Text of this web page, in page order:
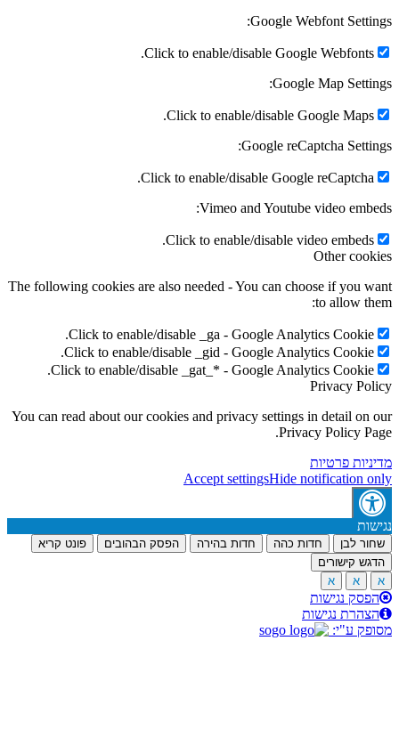
Google Webfont
Click to enable/disable Google
Google Map
Click to enable/disable Google
Google reCaptcha
Click to enable/disable Google
Vimeo and Youtube video
Click to enable/disable video
Other
The following cookies are also needed - You can choose if you
to allow
Click to enable/disable _ga - Google Analytics
Click to enable/disable _gid - Google Analytics
Click to enable/disable _gat_* - Google Analytics
Privacy
You can read about our cookies and privacy settings in detail
Privacy Policy
פרטיות
Accept settings Hide notification
לבן חדות כהה חדות בהירה הפסק הבהובים
פונט קריא
קישורים
א
א
נגישות
נגישות
ע"י: